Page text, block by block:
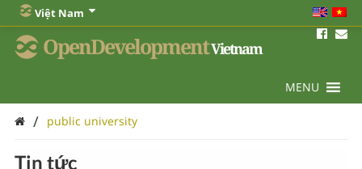
Việt Nam
OpenDevelopmentVietnam
MENU
/ public university
Tin tức